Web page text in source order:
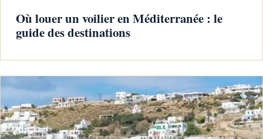
Où louer un voilier en Méditerranée : le
guide des destinations